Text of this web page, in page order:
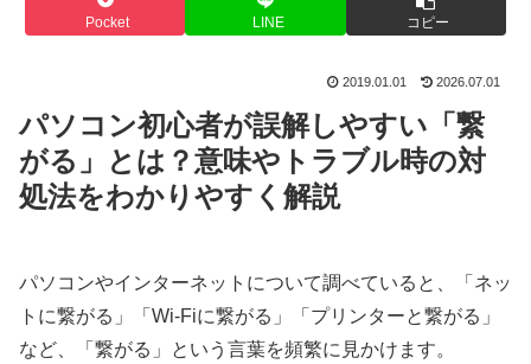
Pocket LINE コピー
2019.01.01 2026.07.01
パソコン初心者が誤解しやすい「繋
がる」とは？意味やトラブル時の対
処法をわかりやすく解説
パソコンやインターネットについて調べていると、「ネッ
トに繋がる」「Wi-Fiに繋がる」「プリンターと繋がる」
など、「繋がる」という言葉を頻繁に見かけます。